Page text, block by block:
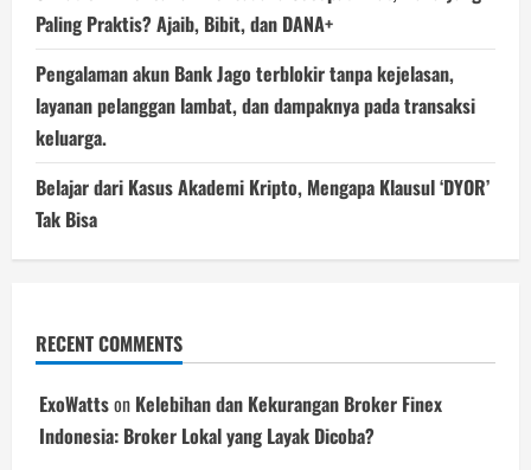
Paling Praktis? Ajaib, Bibit, dan DANA+
Pengalaman akun Bank Jago terblokir tanpa kejelasan,
layanan pelanggan lambat, dan dampaknya pada transaksi
keluarga.
Belajar dari Kasus Akademi Kripto, Mengapa Klausul ‘DYOR’
Tak Bisa
RECENT COMMENTS
ExoWattson Kelebihan dan Kekurangan Broker Finex
Indonesia: Broker Lokal yang Layak Dicoba?